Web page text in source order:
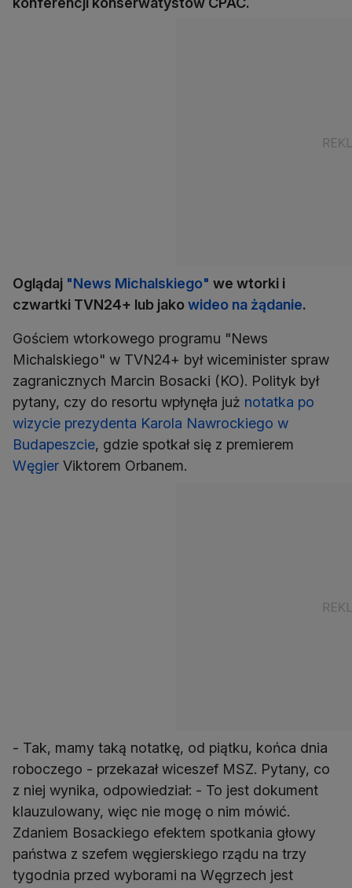
Oglądaj "News Michalskiego" we wtorki i
czwartki TVN24+ lub jakowideo na żądanie.
Gościem wtorkowego programu "News
Michalskiego" w TVN24+ był wiceminister spraw
zagranicznych Marcin Bosacki (KO). Polityk był
pytany, czy do resortu wpłynęła już notatka po
wizycie prezydenta Karola Nawrockiego w
Budapeszcie, gdzie spotkał się z premierem
Węgier Viktorem Orbanem.
- Tak, mamy taką notatkę, od piątku, końca dnia
roboczego - przekazał wiceszef MSZ. Pytany, co
z niej wynika, odpowiedział: - To jest dokument
klauzulowany, więc nie mogę o nim mówić.
Zdaniem Bosackiego efektem spotkania głowy
państwa z szefem węgierskiego rządu na trzy
tygodnia przed wyborami na Węgrzech jest